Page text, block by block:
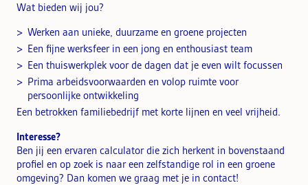
Wat bieden wij jou?
Werken aan unieke, duurzame en groene projecten
Een fijne werksfeer in een jong en enthousiast team
Een thuiswerkplek voor de dagen dat je even wilt focussen
Prima arbeidsvoorwaarden en volop ruimte voor
persoonlijke ontwikkeling
Een betrokken familiebedrijf met korte lijnen en veel vrijheid.
Interesse?
Ben jij een ervaren calculator die zich herkent in bovenstaand
profiel en op zoek is naar een zelfstandige rol in een groene
omgeving? Dan komen we graag met je in contact!